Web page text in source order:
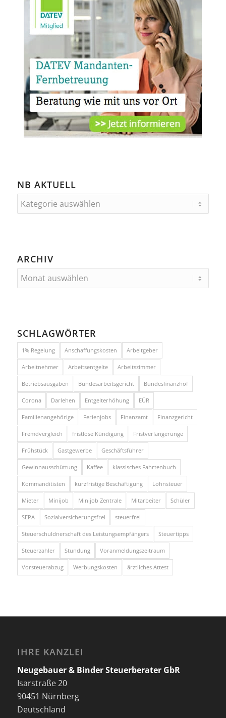
NB AKTUELL
ARCHIV
SCHLAGWÖRTER
1% Regelung Anschaffungskosten Arbeitgeber
Arbeitnehmer Arbeitsentgelte Arbeitszimmer
Betriebsausgaben Bundesarbeitsgericht Bundesfinanzhof
Corona Darlehen Entgelterhöhung EÜR
Familienangehörige Ferienjobs Finanzamt Finanzgericht
Fremdvergleich fristlose Kündigung Fristverlängerunge
Frühstück Gastgewerbe Geschäftsführer
Gewinnausschüttung Kaffee klassisches Fahrtenbuch
Kommanditisten kurzfristige Beschäftigung Lohnsteuer
Mieter Minijob Minijob Zentrale Mitarbeiter Schüler
SEPA Sozialversicherungsfrei steuerfrei
Steuerschuldnerschaft des Leistungsempfängers Steuertipps
Steuerzahler Stundung Voranmeldungszeitraum
Vorsteuerabzug Werbungskosten ärztliches Attest
IHRE KANZLEI
Neugebauer & Binder Steuerberater GbR
Isarstraße 20
90451 Nürnberg
Deutschland